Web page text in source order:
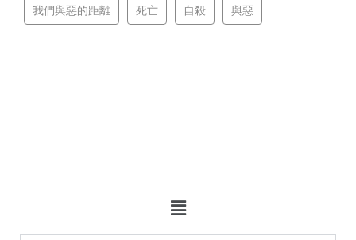
我們與惡的距離 死亡 自殺 與惡